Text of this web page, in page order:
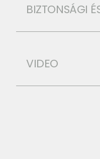
BIZTONSÁGI
VIDEO